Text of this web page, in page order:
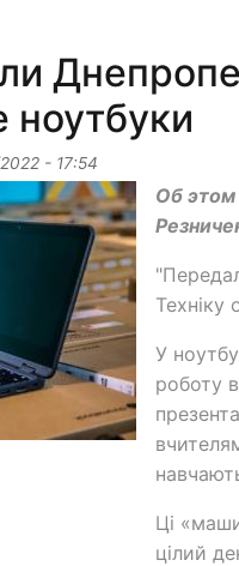
- 17:54
Об этом
Техніку
У
роботу
Ці
цілий